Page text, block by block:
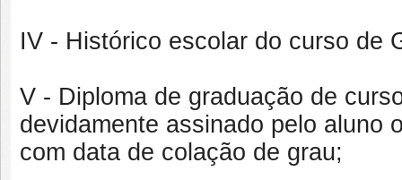
IV - Histórico escolar do curso de
V - Diploma de graduação de
devidamente assinado pelo aluno
com data de colação de grau;